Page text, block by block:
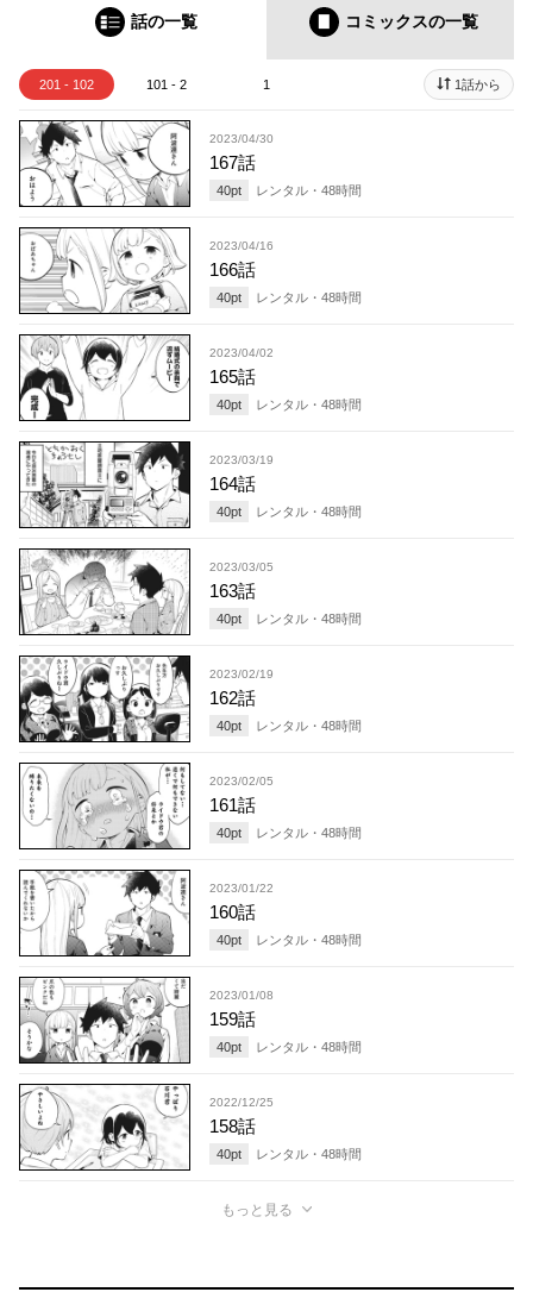
話の一覧 コミックスの一覧
201 - 102 101 - 2 1 1話から
2023/04/30
167話
40pt レンタル・ 48時間
2023/04/16
166話
40pt レンタル・ 48時間
2023/04/02
165話
40pt レンタル・ 48時間
2023/03/19
164話
40pt レンタル・ 48時間
2023/03/05
163話
40pt レンタル・ 48時間
2023/02/19
162話
40pt レンタル・ 48時間
2023/02/05
161話
40pt レンタル・ 48時間
2023/01/22
160話
40pt レンタル・ 48時間
2023/01/08
159話
40pt レンタル・ 48時間
2022/12/25
158話
40pt レンタル・ 48時間
もっと見る